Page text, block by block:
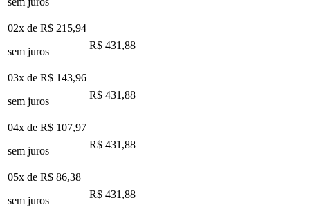
02x de R$ 215,94
sem juros
R$ 431,88
03x de R$ 143,96
sem juros
R$ 431,88
04x de R$ 107,97
sem juros
R$ 431,88
05x de R$ 86,38
sem juros
R$ 431,88